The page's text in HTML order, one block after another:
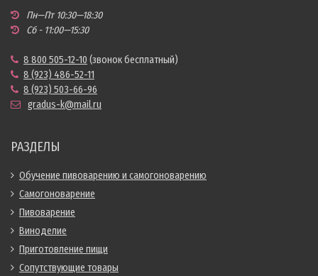
Пн—Пт 10:30—18:30
Сб - 11:00—15:30
8 800 505-12-10 (звонок бесплатный)
8 (923) 486-52-11
8 (923) 503-66-96
gradus-k@mail.ru
РАЗДЕЛЫ
Обучение пивоварению и самогоноварению
Самогоноварение
Пивоварение
Виноделие
Приготовление пищи
Сопутствующие товары